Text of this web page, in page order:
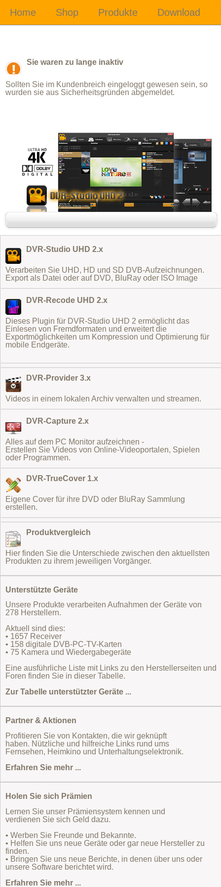
Sie waren zu lange inaktiv
Sollten Sie im Kundenbreich eingeloggt gewesen sein, so
wurden sie aus Sicherheitsgründen abgemeldet.
DVR-Studio UHD 2.x
Verarbeiten Sie UHD, HD und SD DVB-Aufzeichnungen.
Export als Datei oder auf DVD, BluRay oder ISO Image
DVR-Recode UHD 2.x
Dieses Plugin für DVR-Studio UHD 2 ermöglicht das
Einlesen von Fremdformaten und erweitert die
Exportmöglichkeiten um Kompression und Optimierung für
mobile Endgeräte.
DVR-Provider 3.x
Videos in einem lokalen Archiv verwalten und streamen.
DVR-Capture 2.x
Alles auf dem PC Monitor aufzeichnen -
Erstellen Sie Videos von Online-Videoportalen, Spielen
oder Programmen.
DVR-TrueCover 1.x
Eigene Cover für ihre DVD oder BluRay Sammlung
erstellen.
Produktvergleich
Hier finden Sie die Unterschiede zwischen den aktuellsten
Produkten zu ihrem jeweiligen Vorgänger.
Unterstützte Geräte
Unsere Produkte verarbeiten Aufnahmen der Geräte von
278 Herstellern.
Aktuell sind dies:
• 1657 Receiver
• 158 digitale DVB-PC-TV-Karten
• 75 Kamera und Wiedergabegeräte
Eine ausführliche Liste mit Links zu den Herstellerseiten und
Foren finden Sie in dieser Tabelle.
Zur Tabelle unterstützter Geräte ...
Partner & Aktionen
Profitieren Sie von Kontakten, die wir geknüpft
haben. Nützliche und hilfreiche Links rund ums
Fernsehen, Heimkino und Unterhaltungselektronik.
Erfahren Sie mehr ...
Holen Sie sich Prämien
Lernen Sie unser Prämiensystem kennen und
verdienen Sie sich Geld dazu.
• Werben Sie Freunde und Bekannte.
• Helfen Sie uns neue Geräte oder gar neue Hersteller zu
finden.
• Bringen Sie uns neue Berichte, in denen über uns oder
unsere Software berichtet wird.
Erfahren Sie mehr ...